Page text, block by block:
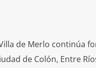
de Merlo continúa
de Colón, Entre